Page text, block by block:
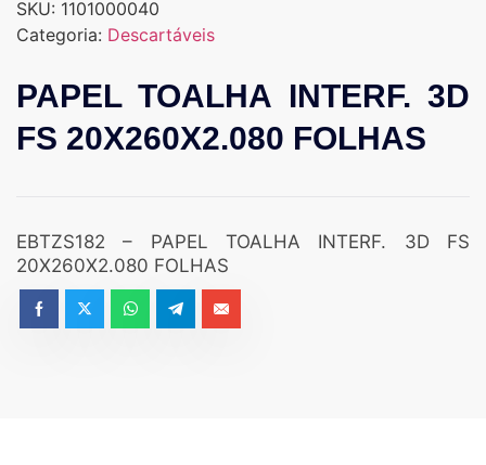
SKU: 1101000040
Categoria: Descartáveis
PAPEL TOALHA INTERF. 3D
FS 20X260X2.080 FOLHAS
EBTZS182 – PAPEL TOALHA INTERF. 3D FS
20X260X2.080 FOLHAS